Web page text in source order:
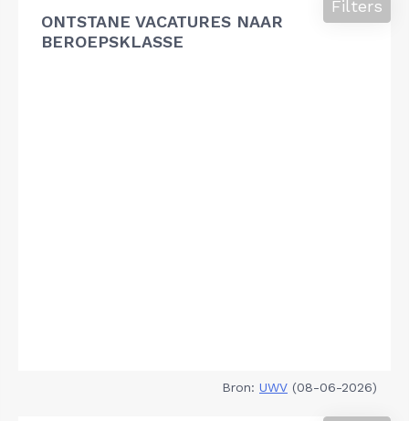
ONTSTANE VACATURES NAAR
BEROEPSKLASSE
Filters
Bron: UWV (08-06-2026)